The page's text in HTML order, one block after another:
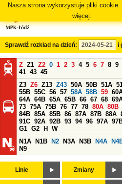
Nasza strona wykorzystuje pliki cookie.
więcej.
Sprawdź rozkład na dzień: i
Z Z1 Z2 0 1 2 3 4 5 6 7 8 9
41 43 45
Z3 Z6 Z13 Z43 50A 50B 51A
55B 55C 56 57 58A 58B 59
64A 64B 65A 65B 66 67 68
73 75A 75B 76 77 78 80A 80B
84B 85A 85B 86 87A 87B 88A
91C 92A 92B 93 94 96 97A
G1 G2 H
W
N1A
N1B N2 N3A N3B N4A
N9
Linie Zmiany